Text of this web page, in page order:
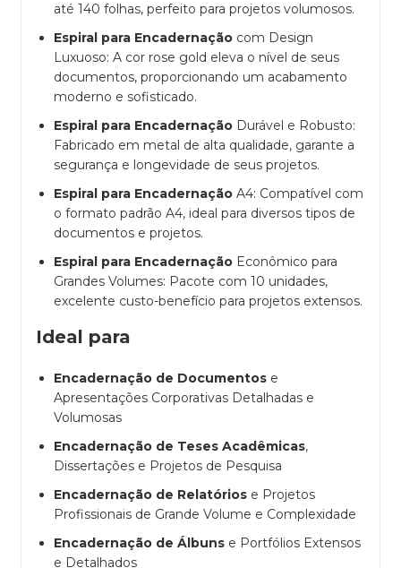
até 140 folhas, perfeito para projetos volumosos.
Espiral para Encadernação com Design
Luxuoso: A cor rose gold eleva o nível de seus
documentos, proporcionando um acabamento
moderno e sofisticado.
Espiral para Encadernação Durável e Robusto:
Fabricado em metal de alta qualidade, garante a
segurança e longevidade de seus projetos.
Espiral para Encadernação A4: Compatível com
o formato padrão A4, ideal para diversos tipos de
documentos e projetos.
Espiral para Encadernação Econômico para
Grandes Volumes: Pacote com 10 unidades,
excelente custo-benefício para projetos extensos.
Ideal para
Encadernação de Documentos e
Apresentações Corporativas Detalhadas e
Volumosas
Encadernação de Teses Acadêmicas,
Dissertações e Projetos de Pesquisa
Encadernação de Relatórios e Projetos
Profissionais de Grande Volume e Complexidade
Encadernação de Álbuns e Portfólios Extensos
e Detalhados